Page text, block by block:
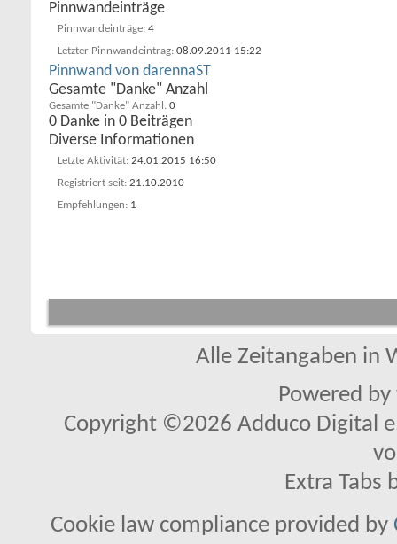
Pinnwandeinträge
Pinnwandeinträge 4
Letzter Pinnwandeintrag 08.09.2011 15:22
Pinnwand von darennaST
Gesamte "Danke" Anzahl
Gesamte "Danke" Anzahl 0
0 Danke in 0 Beiträgen
Diverse Informationen
Letzte Aktivität 24.01.2015 16:50
Registriert seit 21.10.2010
Empfehlungen
1
Alle Zeitangaben in
Powered by
Copyright ©2026 Adduco Digital
Extra Tabs
Cookie law compliance provided by